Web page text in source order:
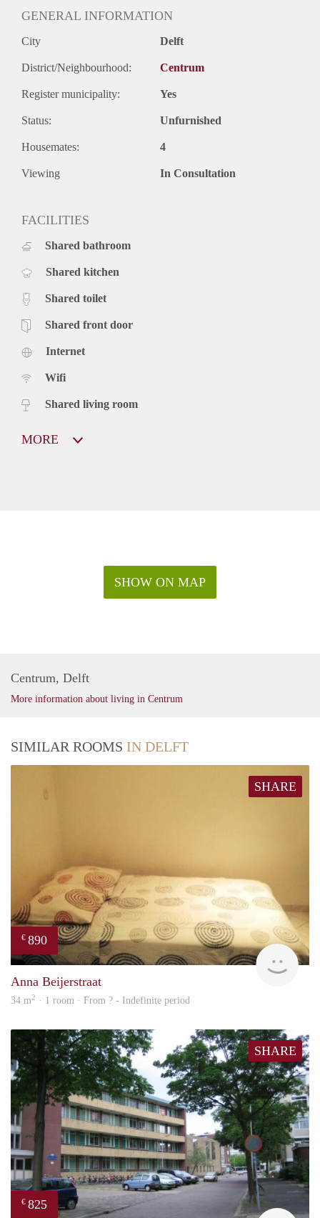
GENERAL INFORMATION
City Delft
District/Neighbourhood: Centrum
Register municipality: Yes
Status: Unfurnished
Housemates: 4
Viewing In Consultation
FACILITIES
Shared bathroom
Shared kitchen
Shared toilet
Shared front door
Internet
Wifi
Shared living room
MORE
SHOW ON MAP
Centrum, Delft
More information about living in Centrum
SIMILAR ROOMS IN DELFT
SHARE
€ 890
Anna Beijerstraat
34 m2 · 1 room · From ? - Indefinite period
SHARE
€ 825
rent